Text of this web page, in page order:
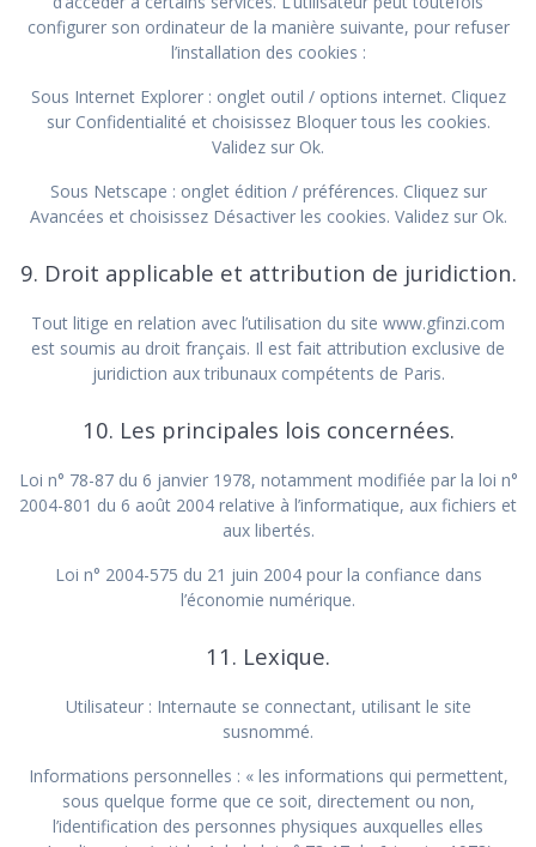
configurer son ordinateur de la manière suivante, pour refuser
l’installation des cookies :
Sous Internet Explorer : onglet outil / options internet. Cliquez
sur Confidentialité et choisissez Bloquer tous les cookies.
Validez sur Ok.
Sous Netscape : onglet édition / préférences. Cliquez sur
Avancées et choisissez Désactiver les cookies. Validez sur Ok.
9. Droit applicable et attribution de juridiction.
Tout litige en relation avec l’utilisation du site www.gfinzi.com
est soumis au droit français. Il est fait attribution exclusive de
juridiction aux tribunaux compétents de Paris.
10. Les principales lois concernées.
Loi n° 78-87 du 6 janvier 1978, notamment modifiée par la loi n°
2004-801 du 6 août 2004 relative à l’informatique, aux fichiers et
aux libertés.
Loi n° 2004-575 du 21 juin 2004 pour la confiance dans
l’économie numérique.
11. Lexique.
Utilisateur : Internaute se connectant, utilisant le site
susnommé.
Informations personnelles : « les informations qui permettent,
sous quelque forme que ce soit, directement ou non,
l’identification des personnes physiques auxquelles elles